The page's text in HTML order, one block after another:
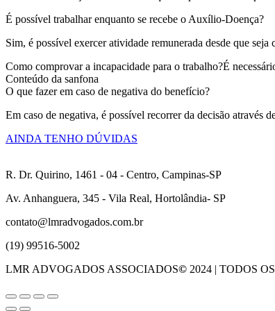
É possível trabalhar enquanto se recebe o Auxílio-Doença?
Sim, é possível exercer atividade remunerada desde que
Como comprovar a incapacidade para o trabalho?É
Conteúdo da sanfona
O que fazer em caso de negativa do benefício?
Em caso de negativa, é possível recorrer da decisão através
AINDA TENHO DÚVIDAS
R. Dr. Quirino, 1461 - 04 - Centro, Campinas-SP
Av. Anhanguera, 345 - Vila Real, Hortolândia- SP
contato@lmradvogados.com.br
(19) 99516-5002
LMR ADVOGADOS ASSOCIADOS© 2024 | TODOS